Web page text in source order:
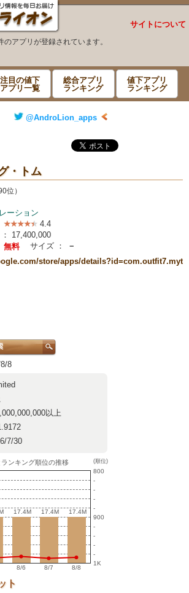
サイトについて
のアプリが登録されています。
注目の値下
アプリ一覧
総合アプリ
ランキング
値下アプリ
ランキング
@AndroLion_apps
・トム
位）
ーション
4.4
17,400,000
無料 サイズ ：
－
store/apps/details?id=com.outfit7.myt
8
以上
7/30
ンキング順位の推移
17.4M
17.4M 17.4M
17.4M 17.4M
17.4M
8/6 8/7 8/8
(順位)
800
-
-
-
-
900
-
-
-
-
1K
ト